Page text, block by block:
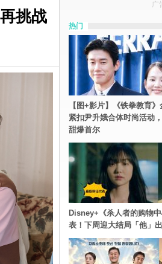
挑战
广
热门
【图+影片】《铁拳教育
紧扣尹升娥合体时尚活动
甜爆首尔
Disney+《杀人者的购物
表！下周迎大结局「他」